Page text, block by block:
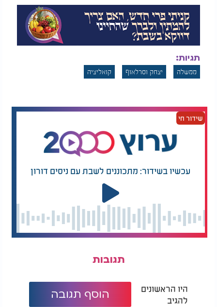
תגיות:
ממשלה יצחק וסרלאוף קואליציה
שידור חי
עכשיו בשידור: מתכוננים לשבת עם ניסים דורון
תגובות
היו הראשונים
להגיב
הוסף תגובה